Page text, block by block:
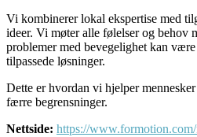
Vi kombinerer lokal ekspertise med
ideer. Vi møter alle følelser og behov
problemer med bevegelighet kan
tilpassede løsninger.
Dette er hvordan vi hjelper
færre begrensninger.
Nettside: https://